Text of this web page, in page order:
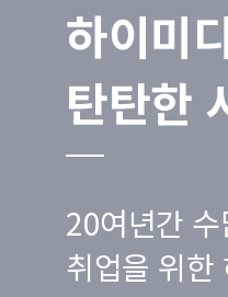
하이미
탄탄한
20여년간
취업을 위한